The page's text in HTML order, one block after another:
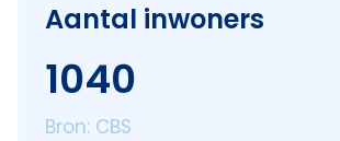
Aantal inwoners
1040
Bron: CBS